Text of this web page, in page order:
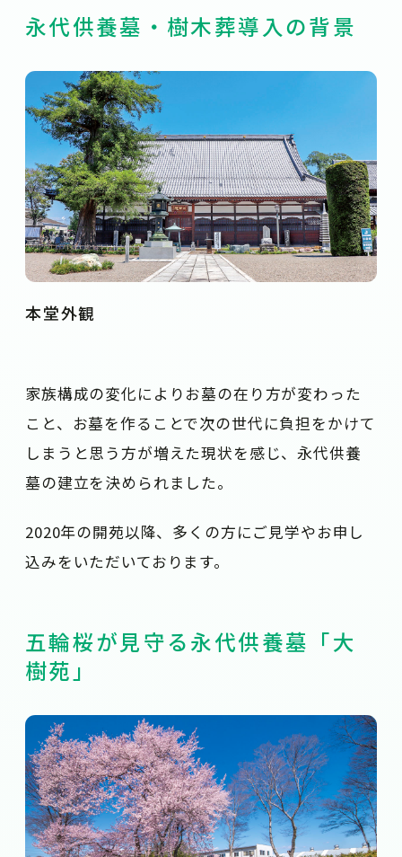
永代供養墓・樹木葬導入の背景
本堂外観
家族構成の変化によりお墓の在り方が変わった
こと、お墓を作ることで次の世代に負担をかけて
しまうと思う方が増えた現状を感じ、永代供養
墓の建立を決められました。
2020年の開苑以降、多くの方にご見学やお申し
込みをいただいております。
五輪桜が見守る永代供養墓「大
樹苑」